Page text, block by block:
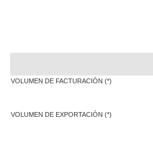
VOLUMEN DE FACTURACIÓN (*)
VOLUMEN DE EXPORTACIÓN (*)